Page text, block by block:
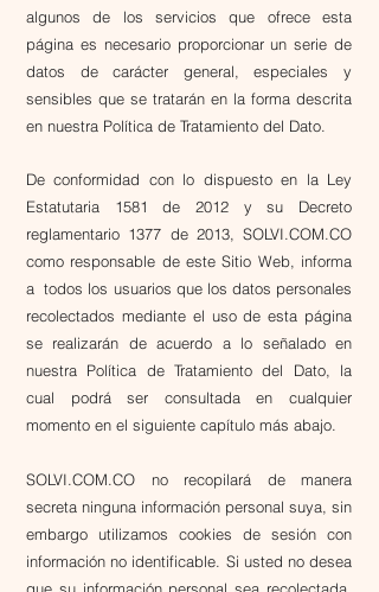
algunos de los servicios que ofrece esta
página es necesario proporcionar un serie de
datos de carácter general, especiales y
sensibles que se tratarán en la forma descrita
en nuestra Política de Tratamiento del Dato.
De conformidad con lo dispuesto en la Ley
Estatutaria 1581 de 2012 y su Decreto
reglamentario 1377 de 2013, SOLVI.COM.CO
como responsable de este Sitio Web, informa
a todos los usuarios que los datos personales
recolectados mediante el uso de esta página
se realizarán de acuerdo a lo señalado en
nuestra Política de Tratamiento del Dato, la
cual podrá ser consultada en cualquier
momento en el siguiente capítulo más abajo.
SOLVI.COM.CO no recopilará de manera
secreta ninguna información personal suya, sin
embargo utilizamos cookies de sesión con
información no identificable. Si usted no desea